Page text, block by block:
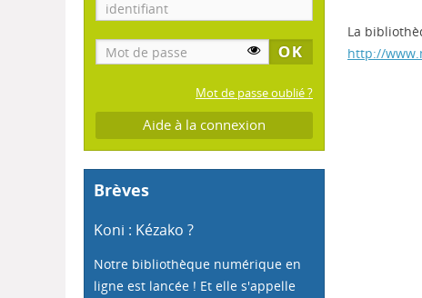
Mot de passe oublié ?
Aide à la connexion
Brèves
Koni : Kézako ?
Notre bibliothèque numérique en
ligne est lancée ! Et elle s'appelle
La
http://